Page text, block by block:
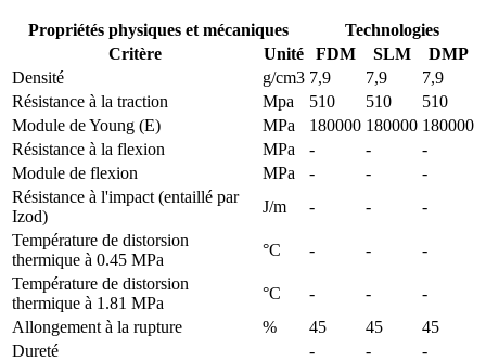
Propriétés physiques et mécaniques
Technologies
Critère
Unité FDM SLM
DMP
Densité
g/cm3 7,9 7,9
7,9
Résistance à la traction
Mpa 510 510
510
Module de Young (E)
MPa 180000 180000 180000
Résistance à la flexion
MPa - -
-
Module de flexion
MPa - -
-
Résistance à l'impact (entaillé par
Izod)
J/m - -
-
Température de distorsion
thermique à 0.45 MPa
°C - -
-
Température de distorsion
thermique à 1.81 MPa
°C - -
-
Allongement à la rupture
% 45 45
45
Dureté
- - -